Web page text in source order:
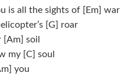
is all the sights of [Em] war
[G] roar
[Am] soil
my [C] soul
you